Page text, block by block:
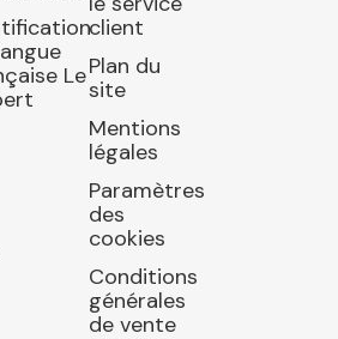
Le
client
Plan du
site
Mentions
légales
Paramètres
des
cookies
Conditions
générales
de vente